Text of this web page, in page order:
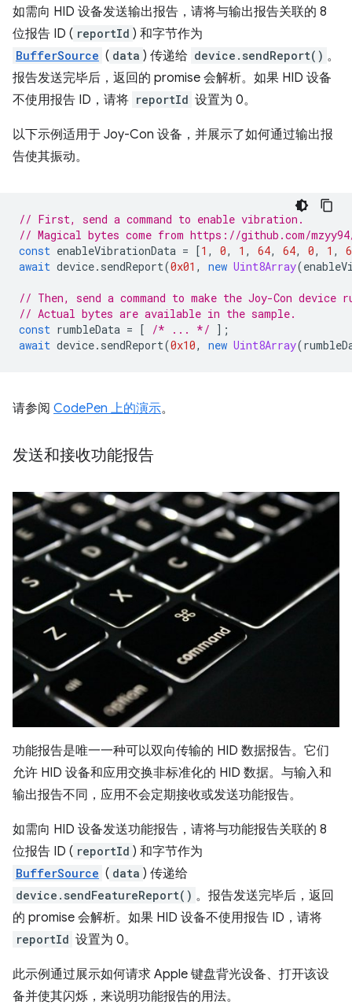
如需向 HID 设备发送输出报告，请将与输出报告关联的 8
位报告 ID ( reportId ) 和字节作为
BufferSource ( data ) 传递给 device.sendReport() 。
报告发送完毕后，返回的 promise 会解析。如果 HID 设备
不使用报告 ID，请将 reportId 设置为 0。
以下示例适用于 Joy-Con 设备，并展示了如何通过输出报
告使其振动。
// First, send a command to enable vibration.
// Magical bytes come from https://github.com/
const enableVibrationData = [1 , 0, 1 , 64, 64, 0, 1 ,
await device. sendReport(0x01 , new Uint8Array(
// Then, send a command to make the Joy-Con device
// Actual bytes are available in the sample.
const rumbleData = [ /* ... */ ];
await device. sendReport(0x10, new Uint8Array(
请参阅 CodePen 上的演示。
发送和接收功能报告
功能报告是唯一一种可以双向传输的 HID 数据报告。它们
允许 HID 设备和应用交换非标准化的 HID 数据。与输入和
输出报告不同，应用不会定期接收或发送功能报告。
如需向 HID 设备发送功能报告，请将与功能报告关联的 8
位报告 ID ( reportId ) 和字节作为
BufferSource ( data ) 传递给
device.sendFeatureReport() 。报告发送完毕后，返回
的 promise 会解析。如果 HID 设备不使用报告 ID，请将
reportId 设置为 0。
此示例通过展示如何请求 Apple 键盘背光设备、打开该设
备并使其闪烁，来说明功能报告的用法。